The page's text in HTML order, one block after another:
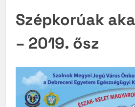
Szépkorúak
– 2019. ősz